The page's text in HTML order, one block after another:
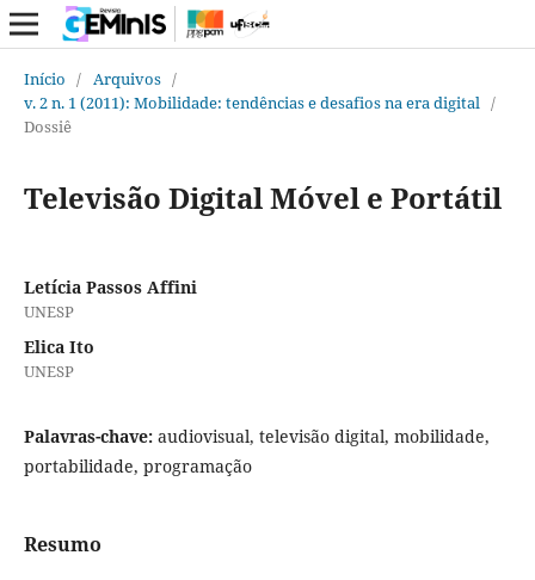
Início / Arquivos /
v. 2 n. 1 (2011): Mobilidade: tendências e desafios na era digital /
Dossiê
Televisão Digital Móvel e Portátil
Letícia Passos Affini
UNESP
Elica Ito
UNESP
Palavras-chave: audiovisual, televisão digital, mobilidade,
portabilidade, programação
Resumo